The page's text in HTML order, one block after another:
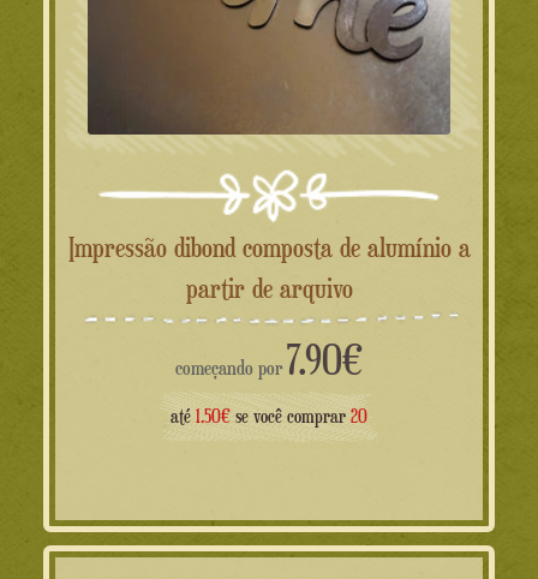
Impressão dibond composta de alumínio a
partir de arquivo
começando por 7.90€
até 1.50€se você comprar 20